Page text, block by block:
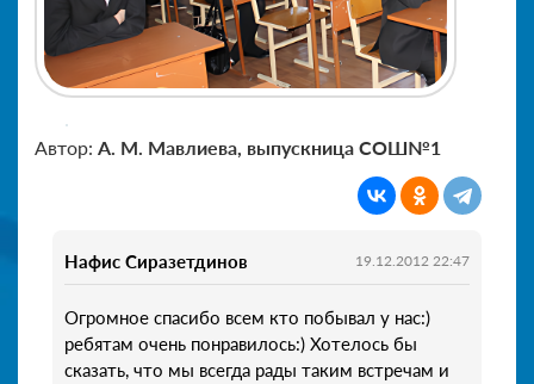
Автор: А. М. Мавлиева, выпускница СОШ№1
Нафис Сиразетдинов 19.12.2012 22:47
Огромное спасибо всем кто побывал у нас:)
ребятам очень понравилось:) Хотелось бы
сказать, что мы всегда рады таким встречам и